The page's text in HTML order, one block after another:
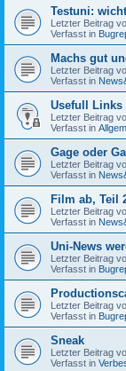
Testuni:
Letzter Beitrag
Verfasst in
Machs gut
Letzter Beitrag
Verfasst in
Usefull Links
Letzter Beitrag
Verfasst in
Gage oder
Letzter Beitrag
Verfasst in
Film ab, Teil
Letzter Beitrag
Verfasst in
Uni-News
Letzter Beitrag
Verfasst in
Letzter Beitrag
Verfasst in
Sneak
Letzter Beitrag
Verfasst in